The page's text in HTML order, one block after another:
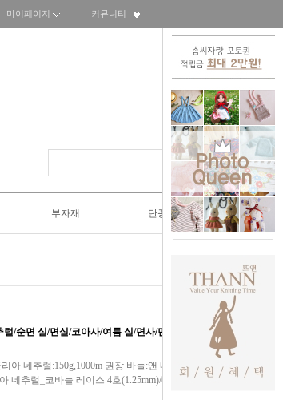
마이페이지 커뮤니티
부자재 단종SALE50%
/순면 실/면실/코아사/여름 실/면사/면
아 네추럴:150g,1000m 권장 바늘:앤 네추럴
네추럴_코바늘 레이스 4호(1.25mm)/대바